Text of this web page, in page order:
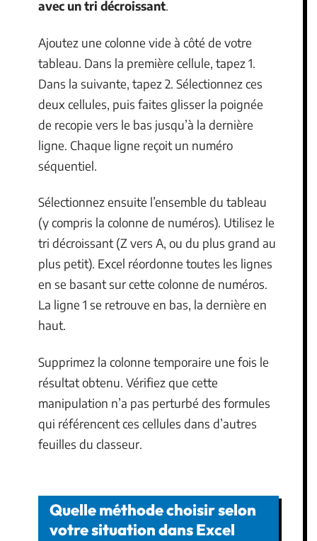
avec un tri décroissant.
Ajoutez une colonne vide à côté de votre
tableau. Dans la première cellule, tapez 1.
Dans la suivante, tapez 2. Sélectionnez ces
deux cellules, puis faites glisser la poignée
de recopie vers le bas jusqu’à la dernière
ligne. Chaque ligne reçoit un numéro
séquentiel.
Sélectionnez ensuite l’ensemble du tableau
(y compris la colonne de numéros). Utilisez le
tri décroissant (Z vers A, ou du plus grand au
plus petit). Excel réordonne toutes les lignes
en se basant sur cette colonne de numéros.
La ligne 1 se retrouve en bas, la dernière en
haut.
Supprimez la colonne temporaire une fois le
résultat obtenu. Vérifiez que cette
manipulation n’a pas perturbé des formules
qui référencent ces cellules dans d’autres
feuilles du classeur.
Quelle méthode choisir selon
votre situation dans Excel